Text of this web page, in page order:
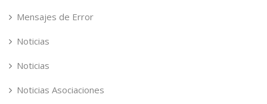
Mensajes de Error
Noticias
Noticias
Noticias Asociaciones